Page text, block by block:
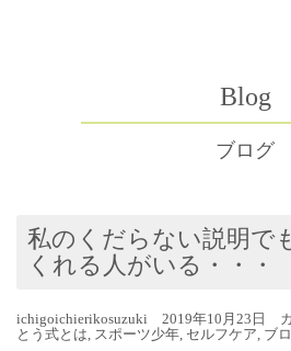
Blog
ブログ
私のくだらない説明で
くれる人がいる・・・
ichigoichierikosuzuki 2019年10月23日 カ
とう式とは, スポーツ少年, セルフケア, ブ